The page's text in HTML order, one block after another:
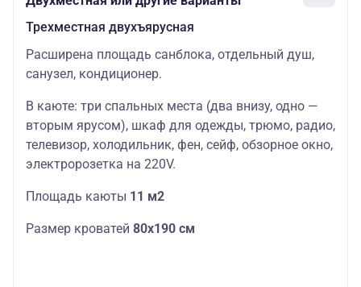
Трехместная двухъярусная
Расширена площадь санблока, отдельный душ,
санузел, кондиционер.
В каюте: три спальных места (два внизу, одно —
вторым ярусом), шкаф для одежды, трюмо, радио,
телевизор, холодильник, фен, сейф, обзорное окно,
электророзетка на 220V.
Площадь каюты 11 м2
Размер кроватей 80х190 см